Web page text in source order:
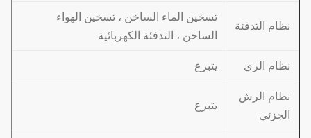
نظام التدفئة
تسخين الماء الساخن ، تسخين الهواء
الساخن ، التدفئة الكهربائية
نظام الري يتبرع
نظام الرش
الجزئي
يتبرع